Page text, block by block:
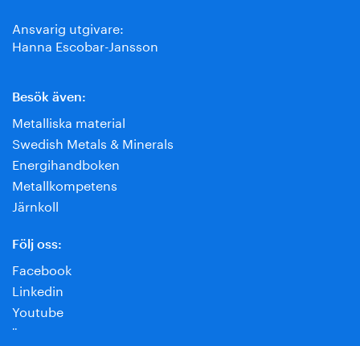
Ansvarig utgivare:
Hanna Escobar-Jansson
Besök även:
Metalliska material
Swedish Metals & Minerals
Energihandboken
Metallkompetens
Järnkoll
Följ oss:
Facebook
Linkedin
Youtube
¨